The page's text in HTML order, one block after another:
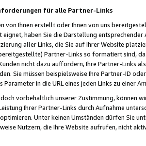
für alle Partner-Links
von Ihnen erstellt oder Ihnen von uns
eignet, haben Sie die Darstellung
aller Links, die Sie auf Ihrer Website
Partner-Links so formatiert sind,
nicht dazu auffordern, Ihre Partner-Links
Sie müssen beispielsweise Ihre Partner-ID
Parameter in die URL eines jeden Links zu einer
vorbehaltlich unserer Zustimmung, können
Ihrer Partner-Links durch Aufnahme
Unter keinen Umständen dürfen Sie
Nutzern, die Ihre Website aufrufen, nicht